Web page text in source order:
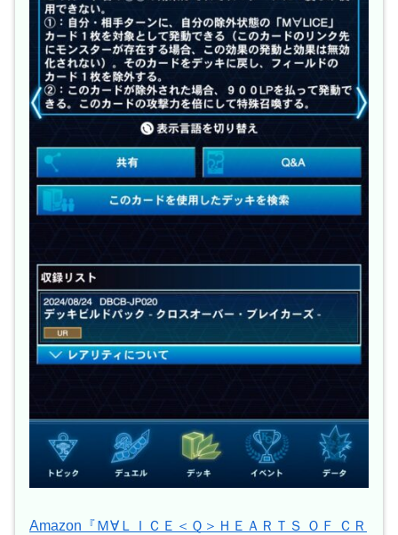
Amazon『Ｍ∀ＬＩＣＥ＜Ｑ＞ＨＥＡＲＴＳ ＯＦ ＣＲ